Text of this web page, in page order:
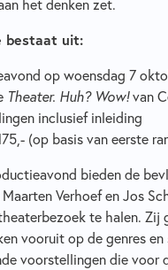
het denken zet.
bestaat uit:
op woensdag 7
Theater. Huh? Wow!van
inclusief inleiding
(op basis van eerste
bieden de
Verhoef en Jos
te halen. Zij
vooruit op de genres
voorstellingen die voor